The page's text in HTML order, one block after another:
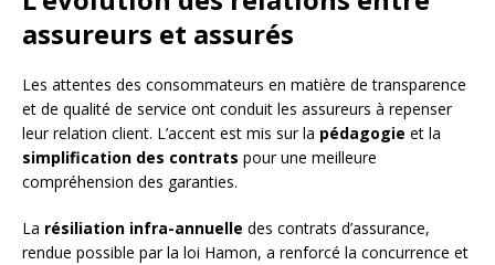
assureurs et assurés
Les attentes des consommateurs en matière de transparence
et de qualité de service ont conduit les assureurs à repenser
leur relation client. L’accent est mis sur la pédagogie et la
simplification des contrats pour une meilleure
compréhension des garanties.
La résiliation infra-annuelle des contrats d’assurance,
rendue possible par la loi Hamon, a renforcé la concurrence et